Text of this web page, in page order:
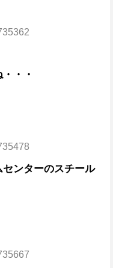
・・
センターのスチール